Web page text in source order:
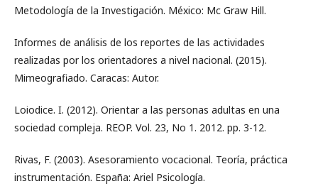
Metodología de la Investigación. México: Mc Graw Hill.
Informes de análisis de los reportes de las actividades
realizadas por los orientadores a nivel nacional. (2015).
Mimeografiado. Caracas: Autor.
Loiodice. I. (2012). Orientar a las personas adultas en una
sociedad compleja. REOP. Vol. 23, No 1. 2012. pp. 3-12.
Rivas, F. (2003). Asesoramiento vocacional. Teoría, práctica
instrumentación. España: Ariel Psicología.